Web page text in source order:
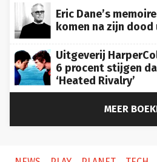
Eric Dane’s
komen na zijn
Uitgeverij
6 procent stijgen
‘Heated Rivalry’
MEER
NEWS PLAY PLANET TECH